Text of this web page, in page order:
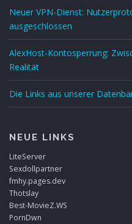
Neuer VPN-Dienst:
ausgeschlossen
AlexHost-Kontosperrung:
Realität
Die Links aus unserer
NEUE LINKS
LiteServer
Sexdollpartner
fmhy.pages.dev
Thotslay
Best-MovieZ.WS
PornDwn